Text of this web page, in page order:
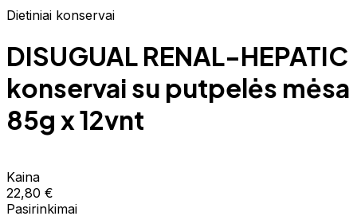
Dietiniai konservai
DISUGUAL RENAL-HEPATIC
konservai su putpelės mėsa
85g x 12vnt
Kaina
22,80 €
Pasirinkimai